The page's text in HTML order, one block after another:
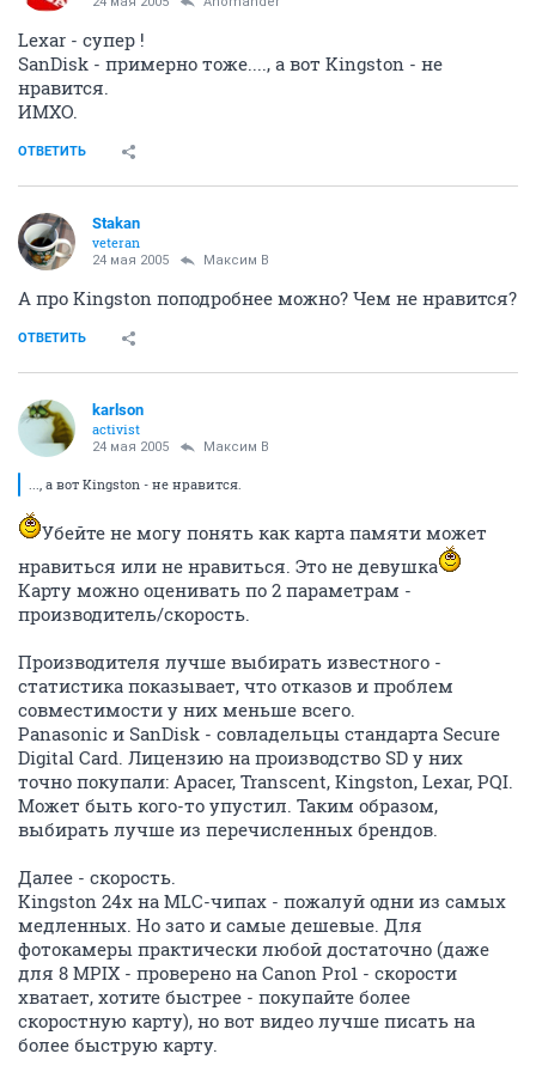
Lexar - супер !
SanDisk - примерно тоже...., а вот Kingston - не
нравится.
ИМХО.
ОТВЕТИТЬ
Stakan
veteran
24 мая 2005 Максим В
А про Kingston поподробнее можно? Чем не нравится?
ОТВЕТИТЬ
karlson
activist
24 мая 2005 Максим В
..., а вот Kingston - не нравится.
Убейте не могу понять как карта памяти может
нравиться или не нравиться. Это не девушка
Карту можно оценивать по 2 параметрам -
производитель/скорость.
Производителя лучше выбирать известного -
статистика показывает, что отказов и проблем
совместимости у них меньше всего.
Panasonic и SanDisk - совладельцы стандарта Secure
Digital Card. Лицензию на производство SD у них
точно покупали: Apacer, Transcent, Kingston, Lexar, PQI.
Может быть кого-то упустил. Таким образом,
выбирать лучше из перечисленных брендов.
Далее - скорость.
Kingston 24x на MLC-чипах - пожалуй одни из самых
медленных. Но зато и самые дешевые. Для
фотокамеры практически любой достаточно (даже
для 8 MPIX - проверено на Canon Pro1 - скорости
хватает, хотите быстрее - покупайте более
скоростную карту), но вот видео лучше писать на
более быструю карту.